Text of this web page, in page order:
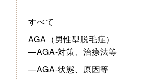
すべて
AGA（男性型脱毛症）
—AGA-対策、治療法等
—AGA-状態、原因等